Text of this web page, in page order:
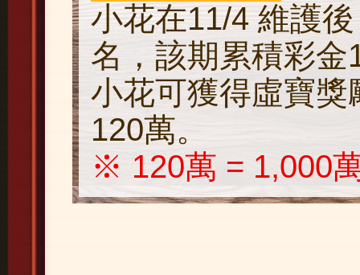
小花在11/4 維護
名，該期累積彩金
小花可獲得虛寶
120萬。
※ 120萬 = 1,000